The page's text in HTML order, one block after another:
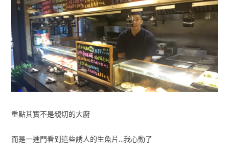
重點其實不是親切的大廚
而是一進門看到這些誘人的生魚片…我心動了